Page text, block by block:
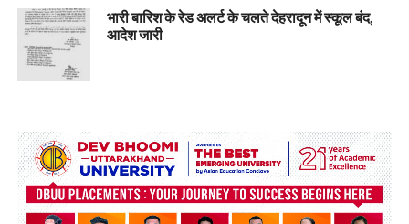
भारी बारिश के रेड अलर्ट के चलते देहरादून में स्कूल बंद,
आदेश जारी